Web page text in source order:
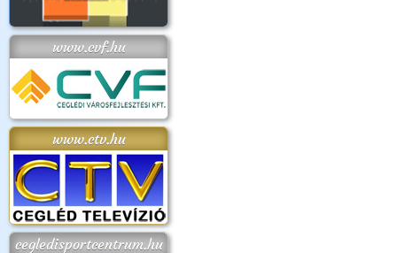
www.cvf.hu
www.ctv.hu
cegledisportcentrum.hu